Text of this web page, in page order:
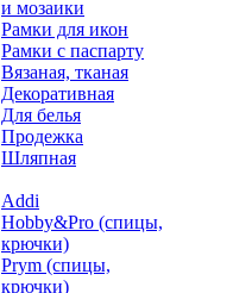
и мозаики
Рамки для икон
Рамки с паспарту
Вязаная, тканая
Декоративная
Для белья
Продежка
Шляпная
Addi
Hobby&Pro (спицы,
крючки)
Prym (спицы,
крючки)